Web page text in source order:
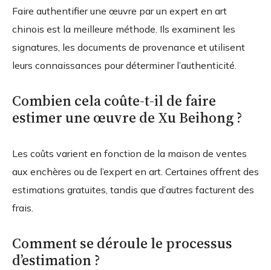
Faire authentifier une œuvre par un expert en art
chinois est la meilleure méthode. Ils examinent les
signatures, les documents de provenance et utilisent
leurs connaissances pour déterminer l’authenticité.
Combien cela coûte-t-il de faire
estimer une œuvre de Xu Beihong ?
Les coûts varient en fonction de la maison de ventes
aux enchères ou de l’expert en art. Certaines offrent des
estimations gratuites, tandis que d’autres facturent des
frais.
Comment se déroule le processus
d’estimation ?